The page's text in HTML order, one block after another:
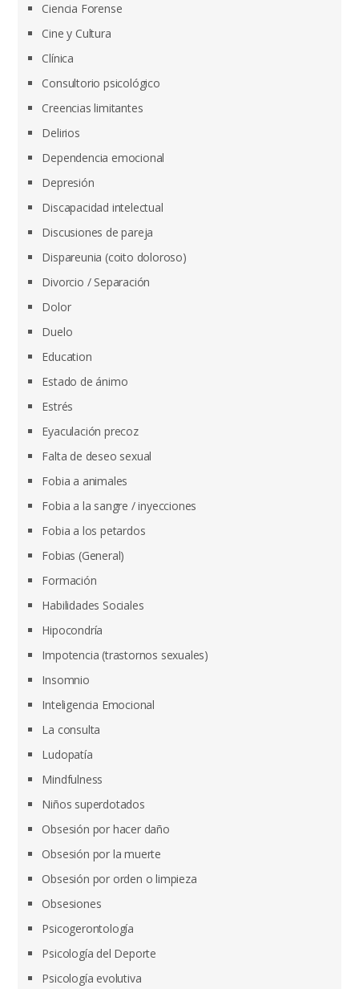
Ciencia Forense
Cine y Cultura
Clínica
Consultorio psicológico
Creencias limitantes
Delirios
Dependencia emocional
Depresión
Discapacidad intelectual
Discusiones de pareja
Dispareunia (coito doloroso)
Divorcio / Separación
Dolor
Duelo
Education
Estado de ánimo
Estrés
Eyaculación precoz
Falta de deseo sexual
Fobia a animales
Fobia a la sangre / inyecciones
Fobia a los petardos
Fobias (General)
Formación
Habilidades Sociales
Hipocondría
Impotencia (trastornos sexuales)
Insomnio
Inteligencia Emocional
La consulta
Ludopatía
Mindfulness
Niños superdotados
Obsesión por hacer daño
Obsesión por la muerte
Obsesión por orden o limpieza
Obsesiones
Psicogerontología
Psicología del Deporte
Psicología evolutiva